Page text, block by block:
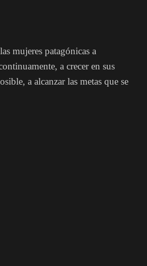
mujeres patagónicas a
a crecer en sus
a alcanzar las metas que se